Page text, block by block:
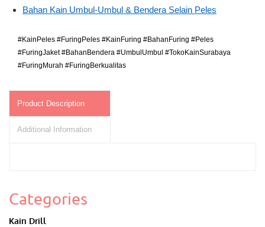
Bahan Kain Umbul-Umbul & Bendera Selain Peles
#KainPeles #FuringPeles #KainFuring #BahanFuring #Peles
#FuringJaket #BahanBendera #UmbulUmbul #TokoKainSurabaya
#FuringMurah #FuringBerkualitas
Product Description
Additional Information
Categories
Kain Drill